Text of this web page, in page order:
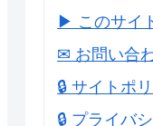
▶ このサイ
✉ お問い合
🔒 サイトポ
🔒 プライバ